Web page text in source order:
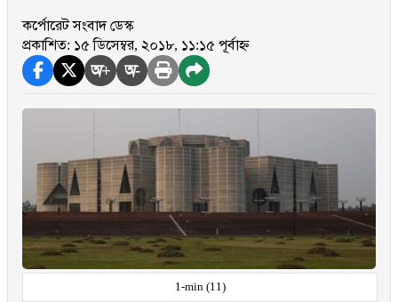
কর্পোরেট সংবাদ ডেস্ক
প্রকাশিত: ১৫ ডিসেম্বর, ২০১৮, ১১:১৫ পূর্বাহ্ন
অ+ অ-
1-min (11)